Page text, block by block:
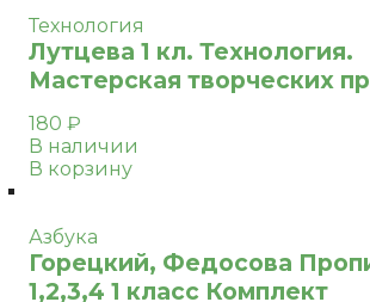
Технология
Лутцева 1 кл. Технология.
Мастерская творческих
180 ₽
В наличии
В корзину
Азбука
Горецкий, Федосова
1,2,3,4 1 класс Комплект